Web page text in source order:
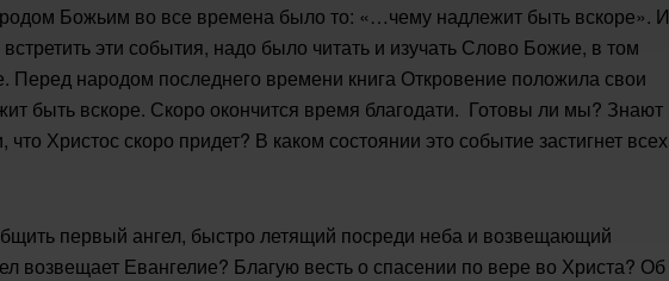
Божьим во все времена было то: «…чему надлежит быть вскоре». И
эти события, надо было читать и изучать Слово Божие, в том
Перед народом последнего времени книга Откровение положила свои
быть вскоре. Скоро окончится время благодати. Готовы ли мы? Знают
Христос скоро придет? В каком состоянии это событие застигнет всех
первый ангел, быстро летящий посреди неба и возвещающий
возвещает Евангелие? Благую весть о спасении по вере во Христа? Об